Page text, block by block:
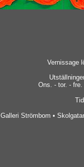
Vernissage
Ons. - tor. -
Galleri Strömbom •